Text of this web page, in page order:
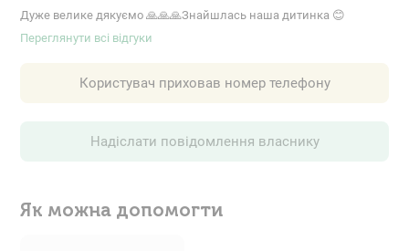
Дуже велике дякуємо 🙏🙏🙏Знайшлась наша дитинка 😊
Переглянути всі відгуки
Користувач приховав номер телефону
Надіслати повідомлення власнику
Як можна допомогти